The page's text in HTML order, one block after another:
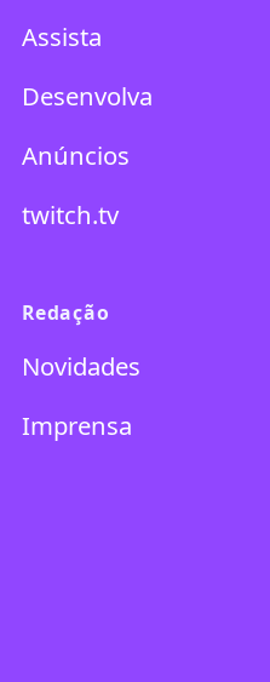
Assista
Desenvolva
Anúncios
twitch.tv
Redação
Novidades
Imprensa